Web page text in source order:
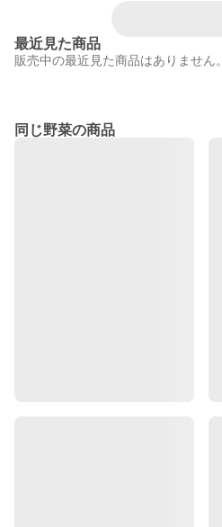
最近見た商品
販売中の最近見た商品はありません。
同じ野菜の商品